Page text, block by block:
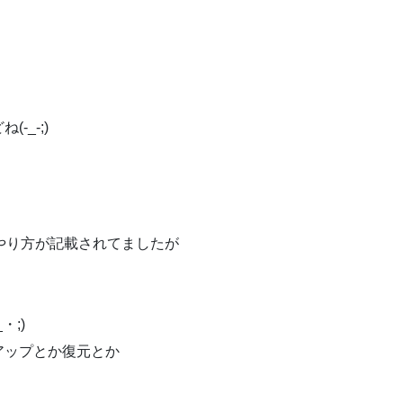
(-_-;)
方が記載されてましたが
;)
プとか復元とか